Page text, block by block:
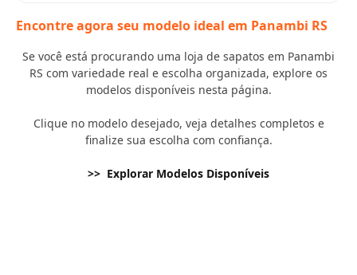
Encontre agora seu modelo ideal em Panambi RS
Se você está procurando uma loja de sapatos em Panambi
RS com variedade real e escolha organizada, explore os
modelos disponíveis nesta página.
Clique no modelo desejado, veja detalhes completos e
finalize sua escolha com confiança.
>> Explorar Modelos Disponíveis